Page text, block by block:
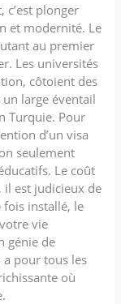
c’est plonger
et modernité. Le
au premier
Les universités
côtoient des
large éventail
Turquie. Pour
d’un visa
seulement
Le coût
il est judicieux de
fois installé, le
vie
génie de
a pour tous les
où